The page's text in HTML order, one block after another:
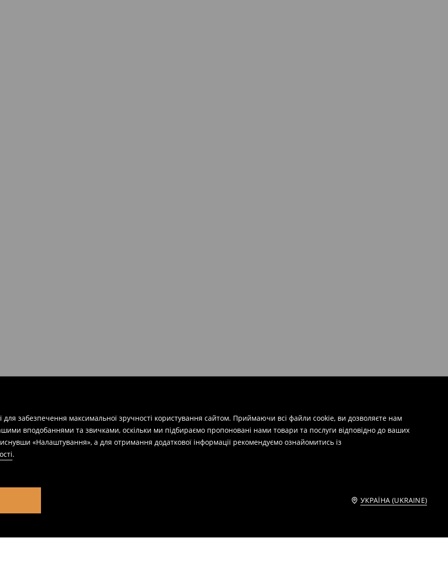
для забезпечення максимальної зручності користування сайтом. Приймаючи всі файли cookie, ви дозволяєте нам
вподобаннями та звичками, оскільки ми підбираємо пропоновані нами товари та послуги відповідно до ваших
«Налаштування», а для отримання додаткової інформації рекомендуємо ознайомитись із
.
УКРАЇНА (UKRAINE)